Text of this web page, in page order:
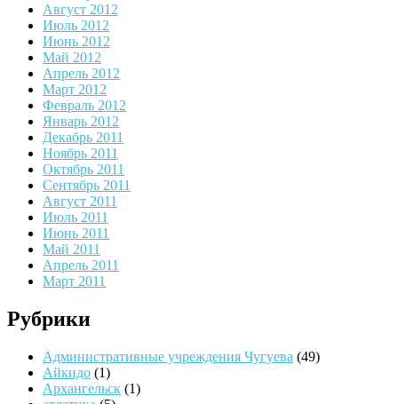
Август 2012
Июль 2012
Июнь 2012
Май 2012
Апрель 2012
Март 2012
Февраль 2012
Январь 2012
Декабрь 2011
Ноябрь 2011
Октябрь 2011
Сентябрь 2011
Август 2011
Июль 2011
Июнь 2011
Май 2011
Апрель 2011
Март 2011
Рубрики
Административные учреждения Чугуева (49)
Айкидо (1)
Архангельск (1)